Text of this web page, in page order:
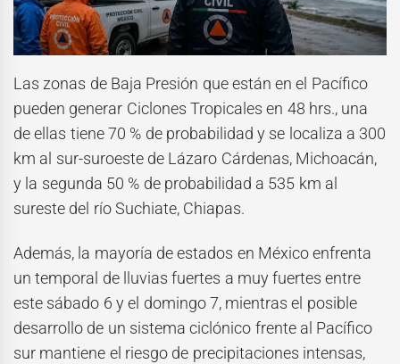
Las zonas de Baja Presión que están en el Pacífico
pueden generar Ciclones Tropicales en 48 hrs., una
de ellas tiene 70 % de probabilidad y se localiza a 300
km al sur-suroeste de Lázaro Cárdenas, Michoacán,
y la segunda 50 % de probabilidad a 535 km al
sureste del río Suchiate, Chiapas.
Además, la mayoría de estados en México enfrenta
un temporal de lluvias fuertes a muy fuertes entre
este sábado 6 y el domingo 7, mientras el posible
desarrollo de un sistema ciclónico frente al Pacífico
sur mantiene el riesgo de precipitaciones intensas,